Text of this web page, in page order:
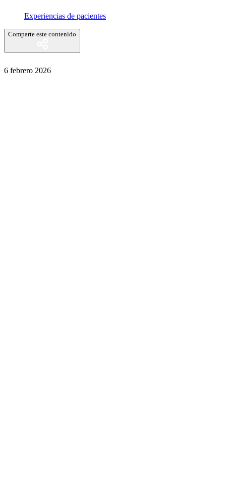
Experiencias de pacientes
Comparte este contenido
6 febrero 2026